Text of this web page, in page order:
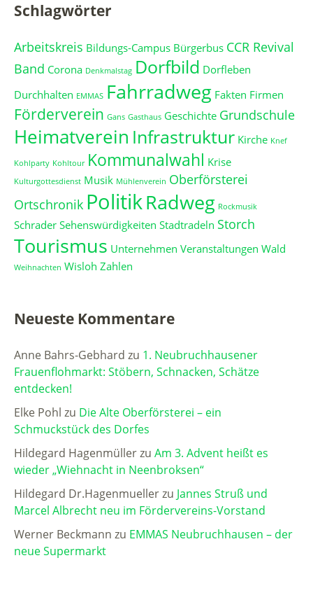
Schlagwörter
Arbeitskreis Bildungs-Campus Bürgerbus CCR Revival
Band Corona Denkmalstag Dorfbild Dorfleben
Durchhalten EMMAS Fahrradweg Fakten Firmen
Förderverein Gans Gasthaus Geschichte Grundschule
Heimatverein Infrastruktur Kirche Knef
Kohlparty Kohltour Kommunalwahl Krise
Kulturgottesdienst Musik Mühlenverein Oberförsterei
Ortschronik PolitikRadweg Rockmusik
Schrader Sehenswürdigkeiten Stadtradeln Storch
Tourismus Unternehmen Veranstaltungen Wald
Weihnachten Wisloh Zahlen
Neueste Kommentare
Anne Bahrs-Gebhard zu 1. Neubruchhausener
Frauenflohmarkt: Stöbern, Schnacken, Schätze
entdecken!
Elke Pohl zu Die Alte Oberförsterei – ein
Schmuckstück des Dorfes
Hildegard Hagenmüllerzu Am 3. Advent heißt es
wieder „Wiehnacht in Neenbroksen“
Hildegard Dr.Hagenmuellerzu Jannes Struß und
Marcel Albrecht neu im Fördervereins-Vorstand
Werner Beckmann zu EMMAS Neubruchhausen – der
neue Supermarkt